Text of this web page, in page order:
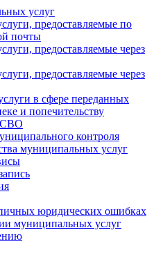
услуг
предоставляемые по
почты
предоставляемые через
предоставляемые через
в сфере переданных
и попечительству
СВО
контроля
муниципальных услуг
юридических ошибках
муниципальных услуг